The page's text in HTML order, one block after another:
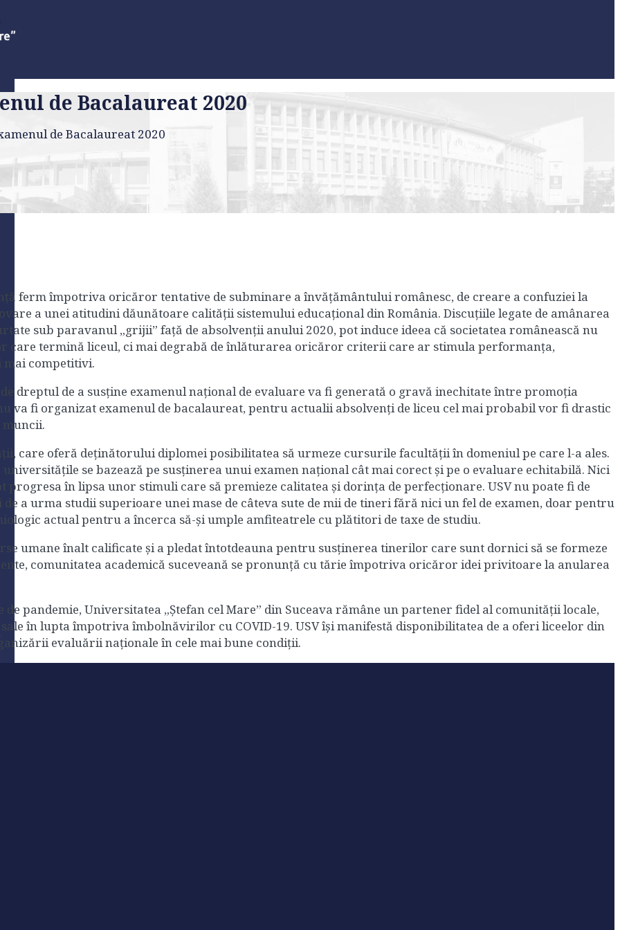
de Bacalaureat 2020
de Bacalaureat 2020
ferm împotriva oricăror tentative de subminare a învățământului românesc, de creare a confuziei la
a unei atitudini dăunătoare calității sistemului educațional din România. Discuțiile legate de amânarea
sub paravanul „grijii” față de absolvenții anului 2020, pot induce ideea că societatea românească nu
care termină liceul, ci mai degrabă de înlăturarea oricăror criterii care ar stimula performanța,
mai competitivi.
dreptul de a susține examenul național de evaluare va fi generată o gravă inechitate între promoția
va fi organizat examenul de bacalaureat, pentru actualii absolvenți de liceu cel mai probabil vor fi drastic
muncii.
care oferă deținătorului diplomei posibilitatea să urmeze cursurile facultății în domeniul pe care l-a ales.
se bazează pe susținerea unui examen național cât mai corect și pe o evaluare echitabilă. Nici
progresa în lipsa unor stimuli care să premieze calitatea și dorința de perfecționare. USV nu poate fi de
a urma studii superioare unei mase de câteva sute de mii de tineri fără nici un fel de examen, doar pentru
actual pentru a încerca să-și umple amfiteatrele cu plătitori de taxe de studiu.
umane înalt calificate și a pledat întotdeauna pentru susținerea tinerilor care sunt dornici să se formeze
comunitatea academică suceveană se pronunță cu tărie împotriva oricăror idei privitoare la anularea
pandemie, Universitatea „Ștefan cel Mare” din Suceava rămâne un partener fidel al comunității locale,
în lupta împotriva îmbolnăvirilor cu COVID-19. USV își manifestă disponibilitatea de a oferi liceelor din
evaluării naționale în cele mai bune condiții.